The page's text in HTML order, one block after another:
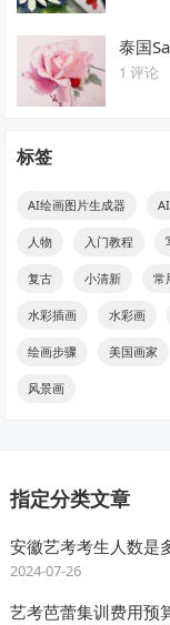
泰国
1 评论
标签
AI绘画图片生成器
人物 入门教程
复古 小清新 常
水彩插画 水彩画
绘画步骤 美国画家
风景画
指定分类文章
安徽艺考考生人数是
2024-07-26
艺考芭蕾集训费用预